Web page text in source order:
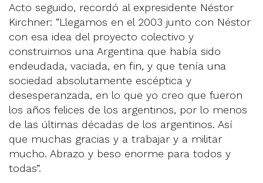
Acto seguido, recordó al expresidente Néstor
Kirchner: “Llegamos en el 2003 junto con Néstor
con esa idea del proyecto colectivo y
construimos una Argentina que había sido
endeudada, vaciada, en fin, y que tenía una
sociedad absolutamente escéptica y
desesperanzada, en lo que yo creo que fueron
los años felices de los argentinos, por lo menos
de las últimas décadas de los argentinos. Así
que muchas gracias y a trabajar y a militar
mucho. Abrazo y beso enorme para todos y
todas”.